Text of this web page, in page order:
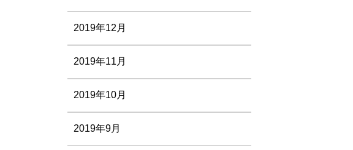
2019年12月
2019年11月
2019年10月
2019年9月